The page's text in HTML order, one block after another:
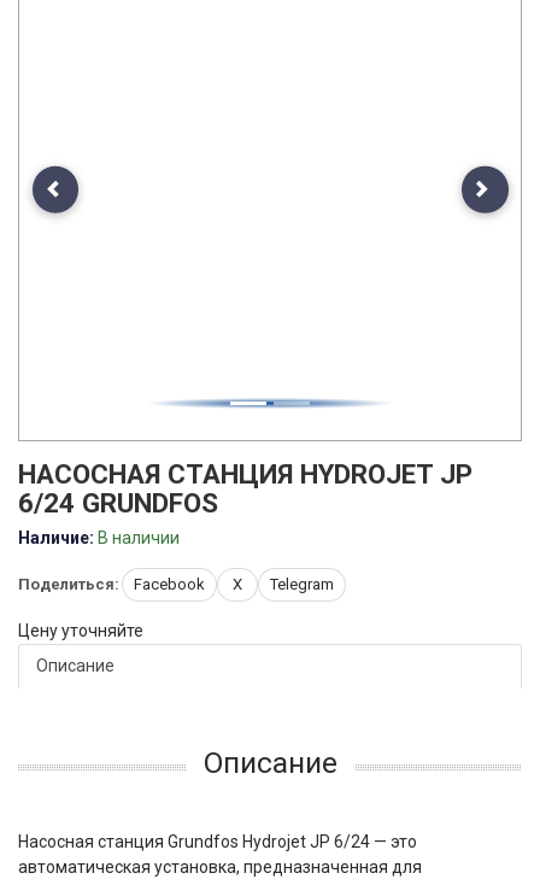
Previous Next
НАСОСНАЯ СТАНЦИЯ HYDROJET JP
6/24 GRUNDFOS
Наличие: В наличии
Поделиться: Facebook X Telegram
Цену уточняйте
Описание
Описание
Насосная станция Grundfos Hydrojet JP 6/24 — это
автоматическая установка, предназначенная для